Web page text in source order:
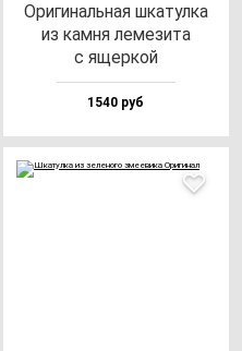
Ори­ги­наль­ная шка­тул­ка
из кам­ня ле­ме­зи­та
с ящер­кой
1540 руб